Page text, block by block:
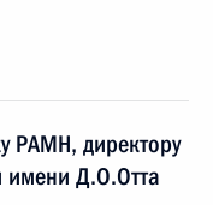
РАМН, директору
имени Д.О.Отта